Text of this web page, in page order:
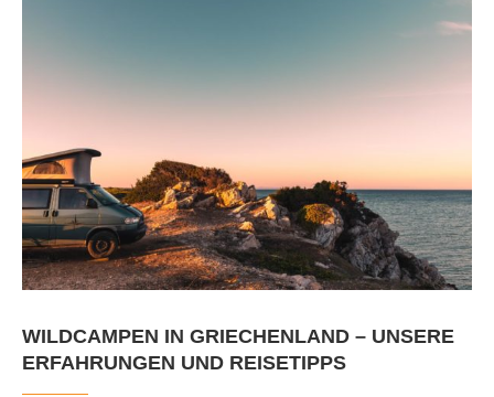
WILDCAMPEN IN GRIECHENLAND – UNSERE
ERFAHRUNGEN UND REISETIPPS